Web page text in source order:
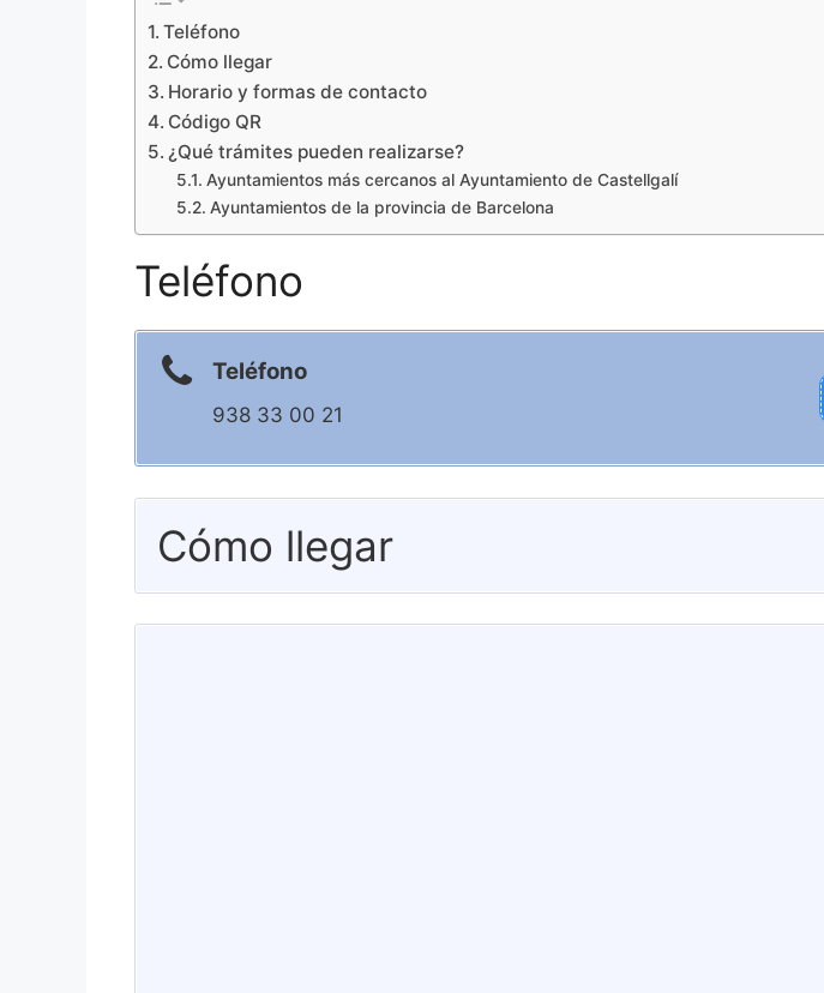
Teléfono
Cómo llegar
Horario y formas de contacto
Código QR
¿Qué trámites pueden realizarse?
Ayuntamientos más cercanos al Ayuntamiento de Castellgalí
Ayuntamientos de la provincia de Barcelona
Teléfono
Teléfono
938 33 00 21
Cómo llegar